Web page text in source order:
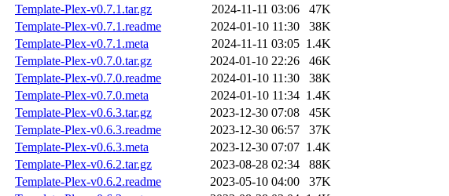
Template-Plex-v0.7.1.tar.gz
2024-11-11 03:06
47K
Template-Plex-v0.7.1.readme
2024-01-10 11:30
38K
Template-Plex-v0.7.1.meta
2024-11-11 03:05 1.4K
Template-Plex-v0.7.0.tar.gz
2024-01-10 22:26
46K
Template-Plex-v0.7.0.readme
2024-01-10 11:30
38K
Template-Plex-v0.7.0.meta
2024-01-10 11:34 1.4K
Template-Plex-v0.6.3.tar.gz
2023-12-30 07:08
45K
Template-Plex-v0.6.3.readme
2023-12-30 06:57
37K
Template-Plex-v0.6.3.meta
2023-12-30 07:07 1.4K
Template-Plex-v0.6.2.tar.gz
2023-08-28 02:34
88K
Template-Plex-v0.6.2.readme
2023-05-10 04:00
37K